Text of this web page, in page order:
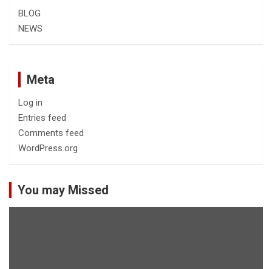
BLOG
NEWS
Meta
Log in
Entries feed
Comments feed
WordPress.org
You may Missed